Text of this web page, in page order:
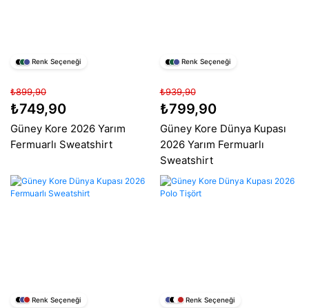
Renk Seçeneği
₺899,90
₺749,90
Güney Kore 2026 Yarım
Fermuarlı Sweatshirt
Renk Seçeneği
₺939,90
₺799,90
Güney Kore Dünya Kupası
2026 Yarım Fermuarlı
Sweatshirt
Renk Seçeneği Renk Seçeneği